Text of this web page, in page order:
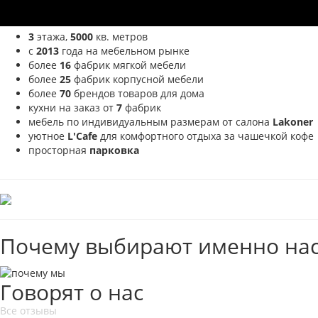
3 этажа, 5000 кв. метров
с 2013 года на мебельном рынке
более 16 фабрик мягкой мебели
более 25 фабрик корпусной мебели
более 70 брендов товаров для дома
кухни на заказ от 7 фабрик
мебель по индивидуальным размерам от салона Lakoner
уютное L'Cafe для комфортного отдыха за чашечкой кофе
просторная парковка
Почему выбирают именно
Говорят о нас
Все отзывы